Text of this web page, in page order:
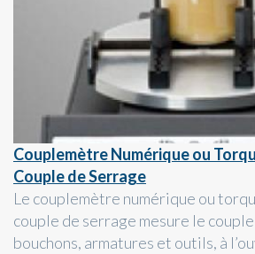
Couplemètre Numérique ou
Couple de Serrage
Le couplemètre numérique ou
couple de serrage mesure le
bouchons, armatures et outils, à